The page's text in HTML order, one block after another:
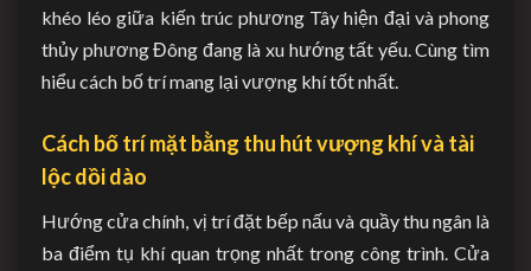
khéo léo giữa kiến trúc phương Tây hiện đại và phong
thủy phương Đông đang là xu hướng tất yếu. Cùng tìm
hiểu cách bố trí mang lại vượng khí tốt nhất.
Cách bố trí mặt bằng thu hút vượng khí và tài
lộc dồi dào
Hướng cửa chính, vị trí đặt bếp nấu và quầy thu ngân là
ba điểm tụ khí quan trọng nhất trong công trình. Cửa